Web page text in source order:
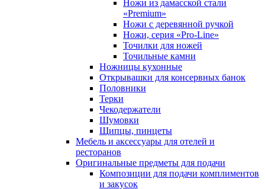
Ножи из дамасской стали
«Premium»
Ножи с деревянной ручкой
Ножи, серия «Pro-Line»
Точилки для ножей
Точильные камни
Ножницы кухонные
Открывашки для консервных банок
Половники
Терки
Чекодержатели
Шумовки
Щипцы, пинцеты
Мебель и аксессуары для отелей и
ресторанов
Оригинальные предметы для подачи
Композиции для подачи комплиментов
и закусок